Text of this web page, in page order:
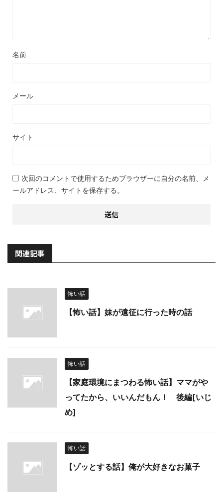
名前
メール
サイト
次回のコメントで使用するためブラウザーに自分の名前、メ
ールアドレス、サイトを保存する。
関連記事
怖い話
【怖い話】妹が遠征に行った時の話
怖い話
【家庭環境にまつわる怖い話】ママがや
ってたから、いいんだもん！ 後編[いじ
め]
怖い話
【ゾッとする話】俺が大好きなお菓子